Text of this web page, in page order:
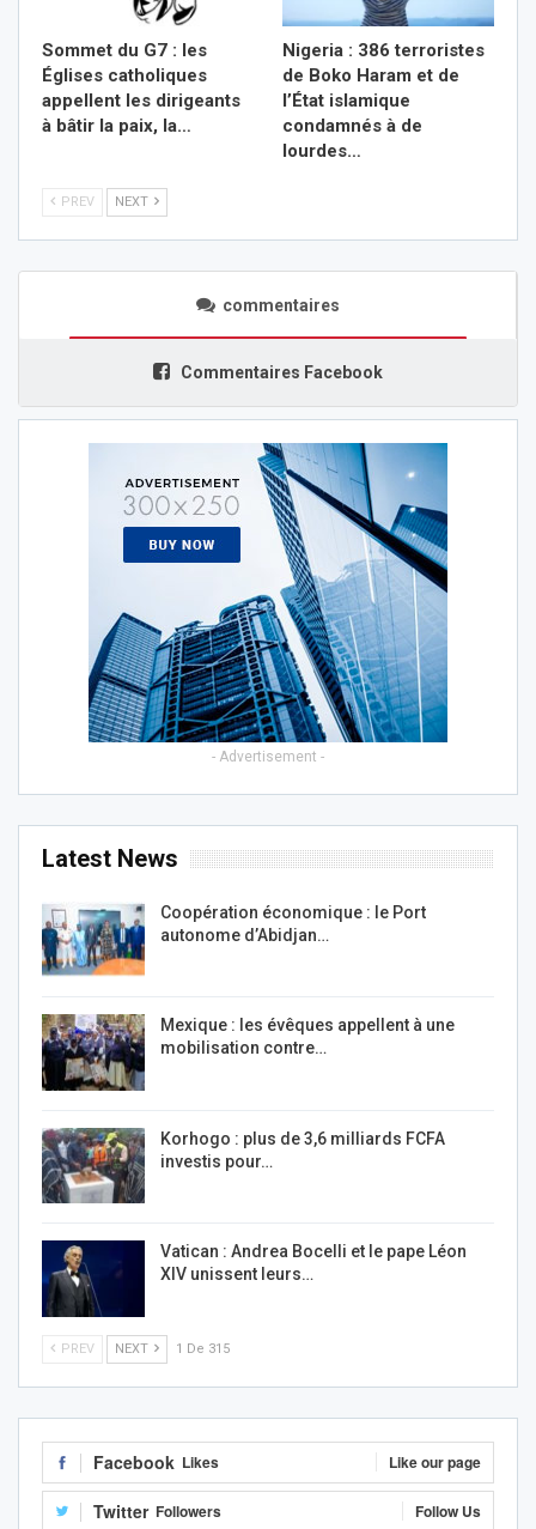
Sommet du G7 : les
Églises catholiques
appellent les dirigeants
à bâtir la paix, la…
Nigeria : 386 terroristes
de Boko Haram et de
l’État islamique
condamnés à de
lourdes…
PREV NEXT
commentaires
Commentaires Facebook
- Advertisement -
Latest News
Coopération économique : le Port
autonome d’Abidjan…
Mexique : les évêques appellent à une
mobilisation contre…
Korhogo : plus de 3,6 milliards FCFA
investis pour…
Vatican : Andrea Bocelli et le pape Léon
XIV unissent leurs…
PREV NEXT 1 De 315
Facebook Likes Like our page
Twitter Followers Follow Us